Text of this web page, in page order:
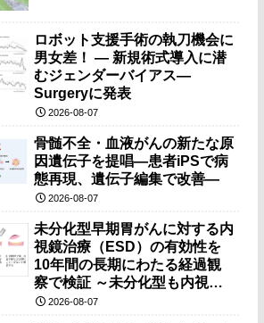
ロボット支援手術の執刀機会に
男女差！ — 新規術式導入に潜
むジェンダーバイアス—
Surgeryに発表
2026-08-07
骨髄不全・血液がんの新たな原
因遺伝子を提唱―患者iPSで病
態再現、遺伝子編集で改善―
2026-08-07
未分化型早期胃がんに対する内
視鏡治療（ESD）の有効性を
10年間の長期にわたる経過観
察で検証 ～未分化型も内視鏡
治療で胃の温存が可能～
2026-08-07